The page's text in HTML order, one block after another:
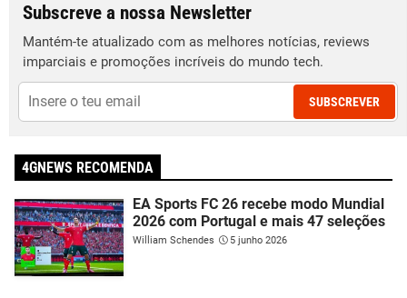
Subscreve a nossa Newsletter
Mantém-te atualizado com as melhores notícias, reviews
imparciais e promoções incríveis do mundo tech.
SUBSCREVER
4GNEWS RECOMENDA
EA Sports FC 26 recebe modo Mundial
2026 com Portugal e mais 47 seleções
William Schendes 5 junho 2026